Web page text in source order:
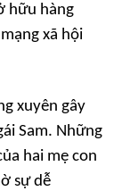
hữu hàng
xã hội
xuyên gây
Sam. Những
hai mẹ con
sự dễ